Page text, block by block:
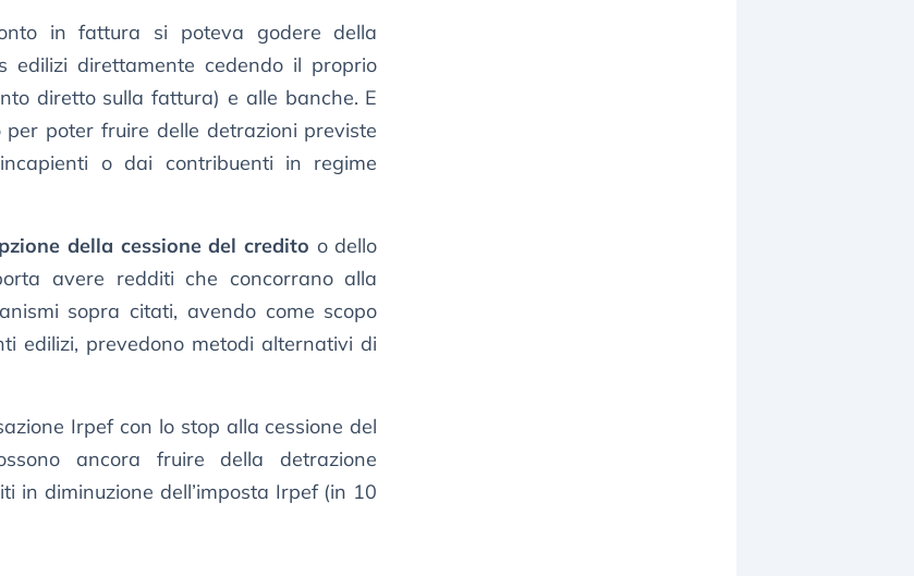
in fattura si poteva godere della
edilizi direttamente cedendo il proprio
diretto sulla fattura) e alle banche. E
per poter fruire delle detrazioni previste
o dai contribuenti in regime
della cessione del credito o dello
avere redditi che concorrano alla
sopra citati, avendo come scopo
edilizi, prevedono metodi alternativi di
Irpef con lo stop alla cessione del
ancora fruire della detrazione
in diminuzione dell’imposta Irpef (in 10